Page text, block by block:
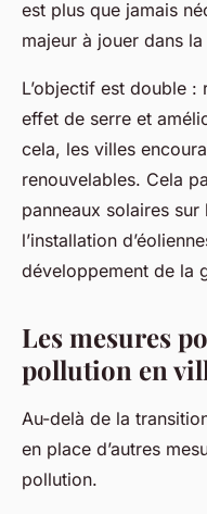
est plus que jamais
majeur à jouer dans
L’objectif est double
effet de serre et
cela, les villes
renouvelables. Cela
panneaux solaires
l’installation
développement de la
Les mesures
pollution en
Au-delà de la
en place d’autres
pollution.